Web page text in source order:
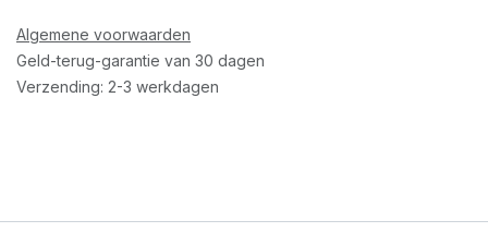
Algemene voorwaarden
Geld-terug-garantie van 30 dagen
Verzending: 2-3 werkdagen